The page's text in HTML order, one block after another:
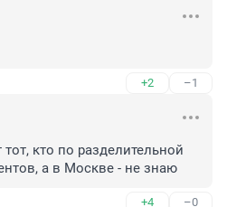
+2 –1
кто по разделительной
а в Москве - не знаю
+4 –0